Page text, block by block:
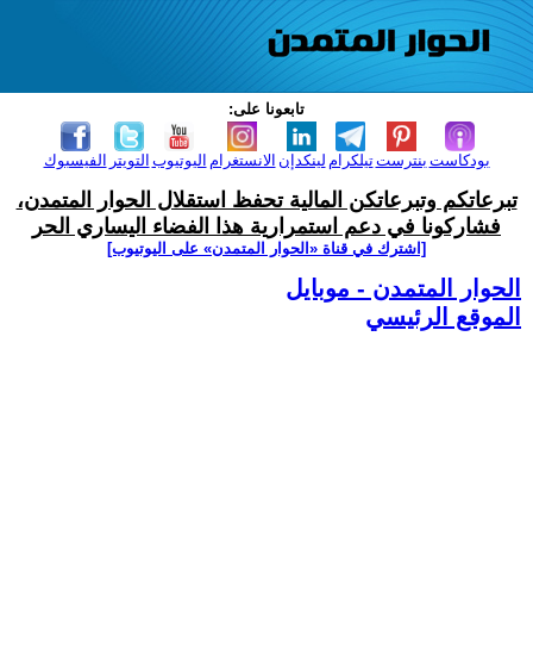
تابعونا على:
الفيسبوك التويتر اليوتيوب الانستغرام لينكدإن تيلكرامبنترست بودكاست
تبرعاتكم وتبرعاتكن المالية تحفظ استقلال الحوار المتمدن،
فشاركونا في دعم استمرارية هذا الفضاء اليساري الحر
[اشترك في قناة ‫«الحوار المتمدن» على اليوتيوب]
الحوار المتمدن - موبايل
الموقع الرئيسي